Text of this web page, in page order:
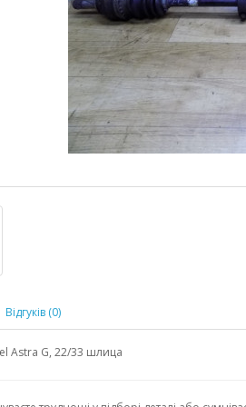
Відгуків (0)
Astra G, 22/33 шлица